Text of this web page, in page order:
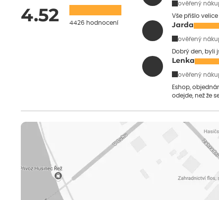
4.52 4426 hodnocení
ověřený
Vše přišlo
Jarda
ověřený
Dobrý den, byli
Lenka
ověřený
Eshop,
odejde, než že